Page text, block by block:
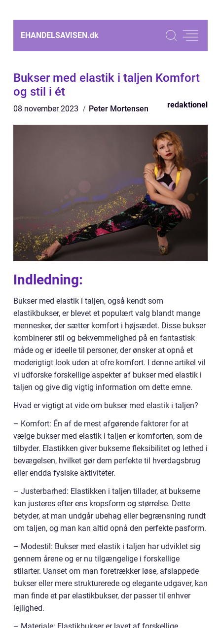
EHANDELSAVISEN.dk
Bukser med elastik i taljen Komfort
og stil i ét
08 november 2023 Peter Mortensen redaktionel
Indledning:
Bukser med elastik i taljen, også kendt som
elastikbukser, er blevet et populært valg blandt mange
mennesker, der sætter komfort i højsædet. Disse bukser
kombinerer stil og bekvemmelighed på en fantastisk
måde og er ideelle til personer, der ønsker at opnå et
moderigtigt look uden at ofre komfort. I denne artikel vil
vi udforske forskellige aspekter af bukser med elastik i
taljen og give dig vigtig information om dette emne.
Hvad er vigtigt at vide om bukser med elastik i taljen?
– Komfort: Én af de mest afgørende faktorer for at
vælge bukser med elastik i taljen er komforten, som de
tilbyder. Elastikken giver bukserne fleksibilitet og lethed i
bevægelsen, hvilket gør dem perfekte til hverdagsbrug
eller endda fysiske aktiviteter.
– Justerbarhed: Elastikken i taljen tillader, at bukserne
kan justeres efter ens kropsform og størrelse. Dette
betyder, at man undgår ubehag eller begrænsning rundt
om taljen, og man kan altid opnå den perfekte pasform.
– Modestil: Bukser med elastik i taljen har udviklet sig
gennem årene og er nu tilgængelige i forskellige
stilarter. Uanset om man foretrækker løse, afslappede
bukser eller mere strukturerede og elegante udgaver, kan
man finde et par elastikbukser, der passer til enhver
lejlighed.